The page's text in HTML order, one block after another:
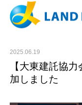
2025.06.19
【大東建託協
加しました